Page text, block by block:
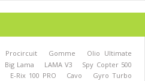
Procircuit Gomme
Olio Ultimate
Big Lama LAMA V3
Spy Copter 500
E-Rix 100 PRO Cavo
Gyro Turbo